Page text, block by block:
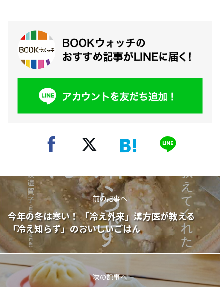
前の記事へ
今年の冬は寒い！ 「冷え外来」漢方医が教える
「冷え知らず」のおいしいごはん
次の記事へ